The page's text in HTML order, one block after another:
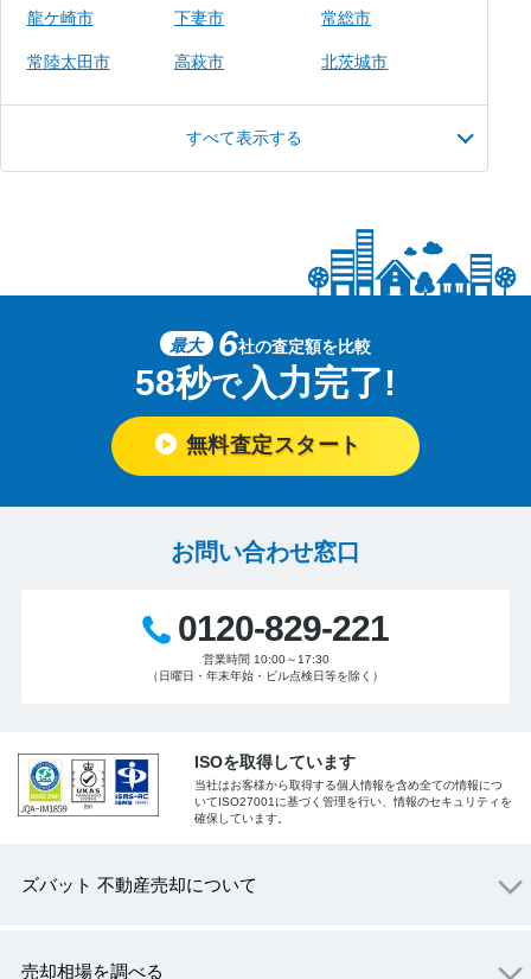
龍ケ崎市 下妻市 常総市
常陸太田市 高萩市 北茨城市
すべて表示する
最大 6社の査定額を比較
58秒で入力完了!
無料査定スタート
お問い合わせ窓口
0120-829-221
営業時間 10:00～17:30
（日曜日・年末年始・ビル点検日等を除く）
ISOを取得しています
当社はお客様から取得する個人情報を含め全ての情報につ
いてISO27001に基づく管理を行い、情報のセキュリティを
確保しています。
ズバット 不動産売却について
売却相場を調べる